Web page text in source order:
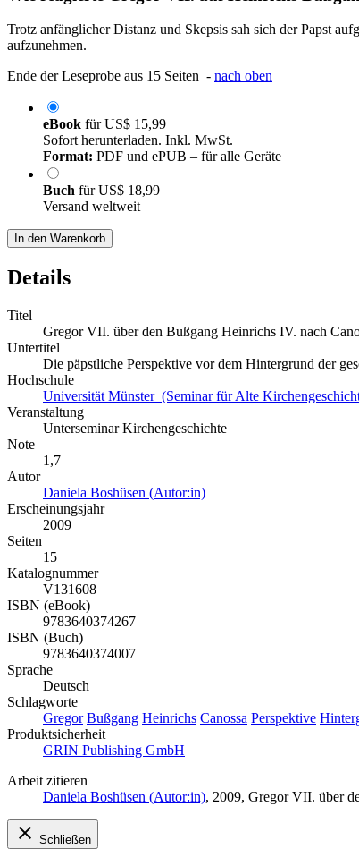
Trotz anfänglicher Distanz und Skepsis sah sich der Papst
aufzunehmen.
Ende der Leseprobe aus 15 Seiten - nach oben
eBook fürUS$ 15,99
Sofort herunterladen. Inkl. MwSt.
Format: PDF und ePUB – für alle Geräte
Buch fürUS$ 18,99
Versand weltweit
In den Warenkorb
Details
Titel
Gregor VII. über den Bußgang Heinrichs IV. nach
Untertitel
Die päpstliche Perspektive vor dem Hintergrund der
Hochschule
Universität Münster (Seminar für Alte
Veranstaltung
Unterseminar Kirchengeschichte
Note
1,7
Autor
Daniela Boshüsen (Autor:in)
Erscheinungsjahr
2009
Seiten
15
Katalognummer
V131608
ISBN (eBook)
9783640374267
ISBN (Buch)
9783640374007
Sprache
Deutsch
Schlagworte
Gregor Bußgang Heinrichs Canossa Perspektive
Produktsicherheit
GRIN Publishing GmbH
Arbeit zitieren
Daniela Boshüsen (Autor:in), 2009, Gregor VII. über
Schließen